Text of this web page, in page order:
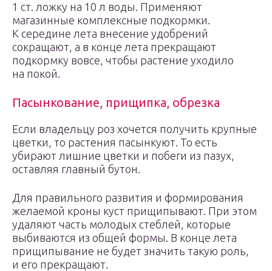
1 ст. ложку на 10 л воды. Применяют
магазинные комплексные подкормки.
К середине лета внесение удобрений
сокращают, а в конце лета прекращают
подкормку вовсе, чтобы растение уходило
на покой.
Пасынкование, прищипка, обрезка
Если владельцу роз хочется получить крупные
цветки, то растения пасынкуют. То есть
убирают лишние цветки и побеги из пазух,
оставляя главный бутон.
Для правильного развития и формирования
желаемой кроны куст прищипывают. При этом
удаляют часть молодых стеблей, которые
выбиваются из общей формы. В конце лета
прищипывание не будет значить такую роль,
и его прекращают.